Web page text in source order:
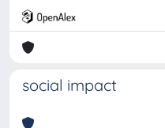
social impact